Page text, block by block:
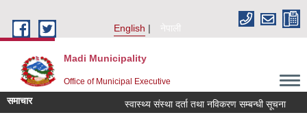
English
नेपाली
Madi Municipality
Office of Municipal Executive
समाचार स्वास्थ्य संस्था दर्ता तथा नविकरण सम्बन्धी सूचना